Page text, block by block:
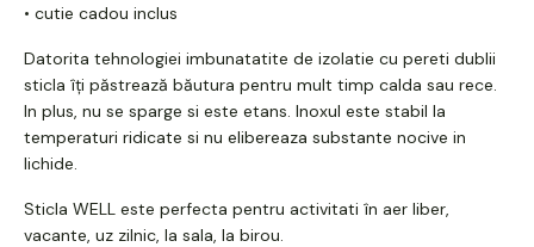
• cutie cadou inclus
Datorita tehnologiei imbunatatite de izolatie cu pereti dublii
sticla îți păstrează băutura pentru mult timp calda sau rece.
In plus, nu se sparge si este etans. Inoxul este stabil la
temperaturi ridicate si nu elibereaza substante nocive in
lichide.
Sticla WELL este perfecta pentru activitati în aer liber,
vacante, uz zilnic, la sala, la birou.